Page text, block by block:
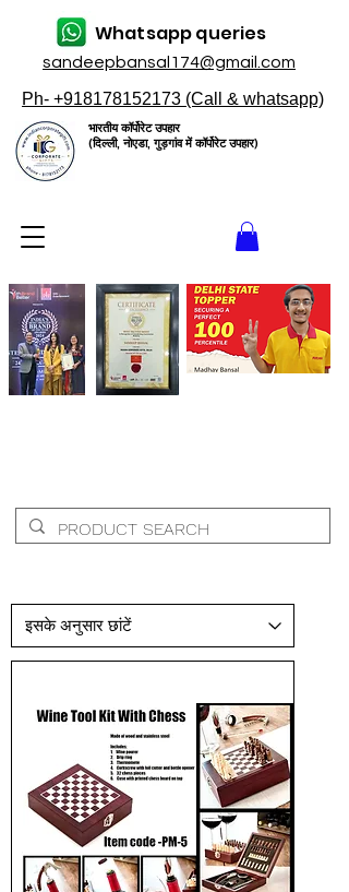
sandeepbansal174@gmail.com
Whatsapp queries
Ph- +918178152173 (Call & whatsapp)
भारतीय कॉर्पोरेट उपहार
(दिल्ली, नोएडा, गुड़गांव में कॉर्पोरेट उपहार)